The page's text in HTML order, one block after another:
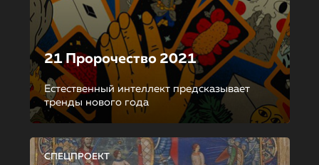
21 Пророчество 2021
Естественный интеллект предсказывает
тренды нового года
СПЕЦПРОЕКТ